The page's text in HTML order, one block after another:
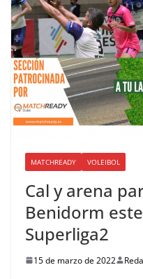
MATCHREADY VOLEIBOL
Cal y arena
Benidorm
Superliga2
15 de marzo de 2022